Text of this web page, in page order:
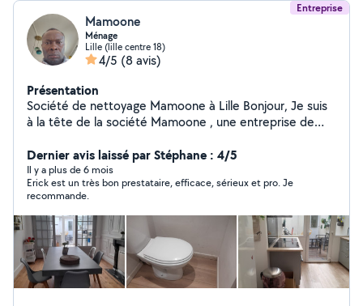
Entreprise
Mamoone
Ménage
Lille (lille centre 18)
4/5 (8 avis)
Présentation
Société de nettoyage Mamoone à Lille Bonjour, Je suis
à la tête de la société Mamoone , une entreprise de
une clientèle variée : appartements Airbnb, entreprises,
et particuliers. Forts d'une équipe sérieuse et
expérimentée, nous mettons un point d'honneur à
garantir un service de qualité, ponctuel et fiable. Dans
l'attente de votre retour, je reste à votre disposition
pour toute information complémentaire ou pour
convenir d'un échange. Bien cordialement,
Dernier avis laissé par Stéphane : 4/5
Il y a plus de 6 mois
Erick est un très bon prestataire, efficace, sérieux et pro. Je
recommande.